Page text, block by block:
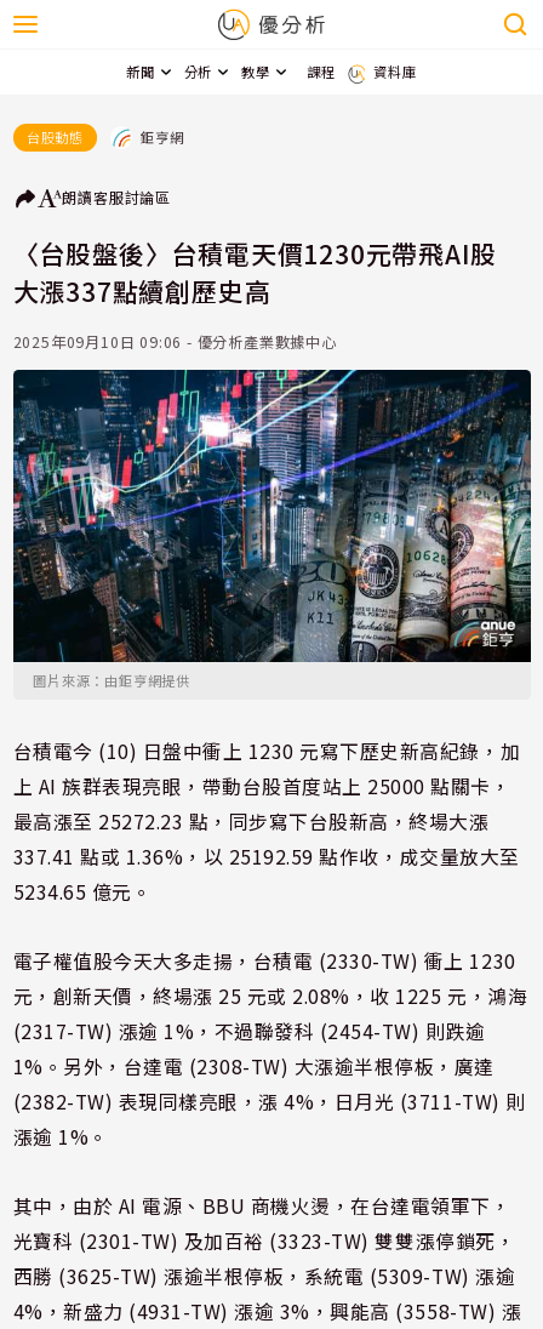
新聞 分析 教學 課程 資料庫
台股動態 鉅亨網
朗讀客服討論區
〈台股盤後〉台積電天價1230元帶飛AI股
大漲337點續創歷史高
2025年09月10日 09:06 - 優分析產業數據中心
圖片來源：由鉅亨網提供
台積電今 (10) 日盤中衝上 1230 元寫下歷史新高紀錄，加
上 AI 族群表現亮眼，帶動台股首度站上 25000 點關卡，
最高漲至 25272.23 點，同步寫下台股新高，終場大漲
337.41 點或 1.36%，以 25192.59 點作收，成交量放大至
5234.65 億元。
電子權值股今天大多走揚，台積電 (2330-TW) 衝上 1230
元，創新天價，終場漲 25 元或 2.08%，收 1225 元，鴻海
(2317-TW) 漲逾 1%，不過聯發科 (2454-TW) 則跌逾
1%。另外，台達電 (2308-TW) 大漲逾半根停板，廣達
(2382-TW) 表現同樣亮眼，漲 4%，日月光 (3711-TW) 則
漲逾 1%。
其中，由於 AI 電源、BBU 商機火燙，在台達電領軍下，
光寶科 (2301-TW) 及加百裕 (3323-TW) 雙雙漲停鎖死，
西勝 (3625-TW) 漲逾半根停板，系統電 (5309-TW) 漲逾
4%，新盛力 (4931-TW) 漲逾 3%，興能高 (3558-TW) 漲